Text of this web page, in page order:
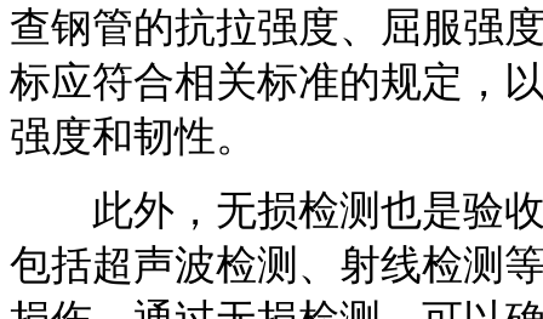
查钢管的抗拉强度、屈服强
标应符合相关标准的规定，
强度和韧性。
此外，无损检测也是验收
包括超声波检测、射线检测